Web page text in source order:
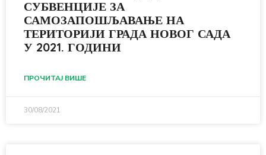
СУБВЕНЦИЈЕ ЗА
САМОЗАПОШЉАВАЊЕ НА
ТЕРИТОРИЈИ ГРАДА НОВОГ САДА
У 2021. ГОДИНИ
ПРОЧИТАЈ ВИШЕ
30/08/2021